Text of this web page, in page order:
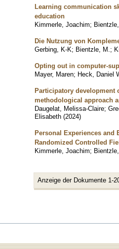
Learning communication
education
Kimmerle, Joachim;
Die Nutzung von
Gerbing, K-K; Bientzle, M. ;
Opting out in computer-
Mayer, Maren; Heck, Daniel
Participatory development
methodological approach
Daugelat, Melissa-Claire;
Elisabeth (2024)
Personal Experiences and
Randomized Controlled
Kimmerle, Joachim;
Anzeige der Dokumente 1-